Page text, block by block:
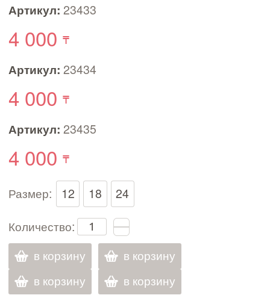
Артикул: 23433
4 000
Артикул: 23434
4 000
Артикул: 23435
4 000
Размер: 12 18
24
Количество:
в корзину
в корзину
в корзину
в корзину